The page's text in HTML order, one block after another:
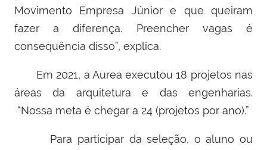
Movimento Empresa Júnior e que queiram
fazer a diferença. Preencher vagas é
consequência disso”, explica.
Em 2021, a Aurea executou 18 projetos nas
áreas da arquitetura e das engenharias.
“Nossa meta é chegar a 24 (projetos por ano).”
Para participar da seleção, o aluno ou